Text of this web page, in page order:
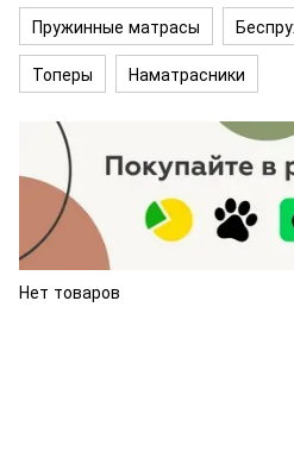
Пружинные матрасы
Топеры
Наматрасники
Нет товаров